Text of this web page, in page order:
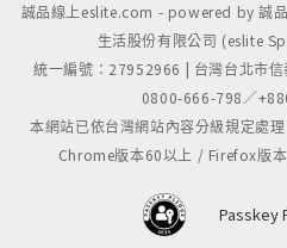
誠品線上eslite.com - powered by 誠
生活股份有限公司 (eslite
統一編號：27952966 | 台灣台北市
0800-666-798／
本網站已依台灣網站內容分級規定處
Chrome版本60以上 / Firefox版
Passkey